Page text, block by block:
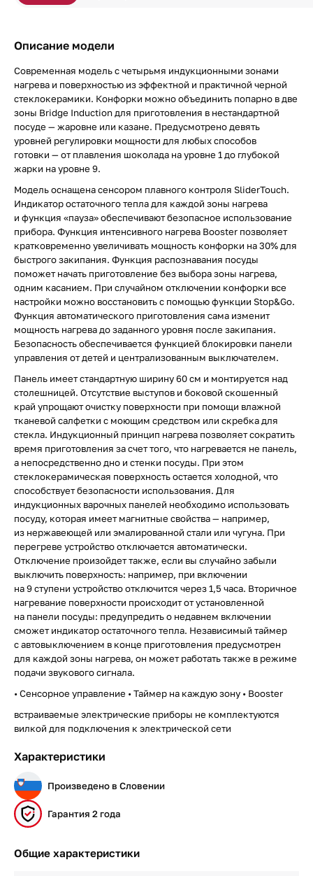
Описание модели
Современная модель с четырьмя индукционными зонами
нагрева и поверхностью из эффектной и практичной черной
стеклокерамики. Конфорки можно объединить попарно в две
зоны Bridge Induction для приготовления в нестандартной
посуде — жаровне или казане. Предусмотрено девять
уровней регулировки мощности для любых способов
готовки — от плавления шоколада на уровне 1 до глубокой
жарки на уровне 9.
Модель оснащена сенсором плавного контроля SliderTouch.
Индикатор остаточного тепла для каждой зоны нагрева
и функция «пауза» обеспечивают безопасное использование
прибора. Функция интенсивного нагрева Booster позволяет
кратковременно увеличивать мощность конфорки на 30% для
быстрого закипания. Функция распознавания посуды
поможет начать приготовление без выбора зоны нагрева,
одним касанием. При случайном отключении конфорки все
настройки можно восстановить с помощью функции Stop&Go.
Функция автоматического приготовления сама изменит
мощность нагрева до заданного уровня после закипания.
Безопасность обеспечивается функцией блокировки панели
управления от детей и централизованным выключателем.
Панель имеет стандартную ширину 60 см и монтируется над
столешницей. Отсутствие выступов и боковой скошенный
край упрощают очистку поверхности при помощи влажной
тканевой салфетки с моющим средством или скребка для
стекла. Индукционный принцип нагрева позволяет сократить
время приготовления за счет того, что нагревается не панель,
а непосредственно дно и стенки посуды. При этом
стеклокерамическая поверхность остается холодной, что
способствует безопасности использования. Для
индукционных варочных панелей необходимо использовать
посуду, которая имеет магнитные свойства — например,
из нержавеющей или эмалированной стали или чугуна. При
перегреве устройство отключается автоматически.
Отключение произойдет также, если вы случайно забыли
выключить поверхность: например, при включении
на 9 ступени устройство отключится через 1,5 часа. Вторичное
нагревание поверхности происходит от установленной
на панели посуды: предупредить о недавнем включении
сможет индикатор остаточного тепла. Независимый таймер
с автовыключением в конце приготовления предусмотрен
для каждой зоны нагрева, он может работать также в режиме
подачи звукового сигнала.
• Сенсорное управление • Таймер на каждую зону • Booster
встраиваемые электрические приборы не комплектуются
вилкой для подключения к электрической сети
Характеристики
Произведено в Словении
Гарантия 2 года
Общие характеристики